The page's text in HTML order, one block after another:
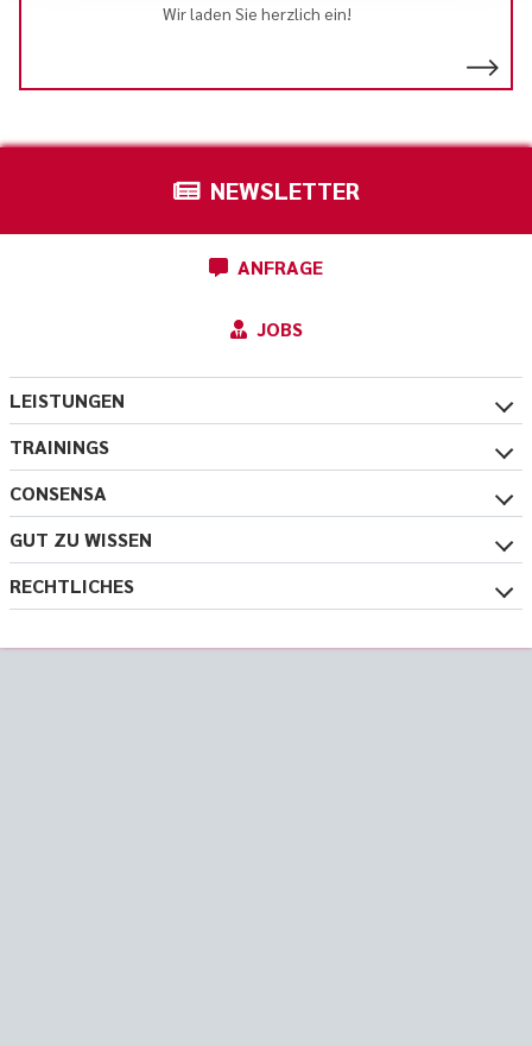
Wir laden Sie herzlich ein!
NEWSLETTER
ANFRAGE
JOBS
LEISTUNGEN
TRAININGS
CONSENSA
GUT ZU WISSEN
RECHTLICHES